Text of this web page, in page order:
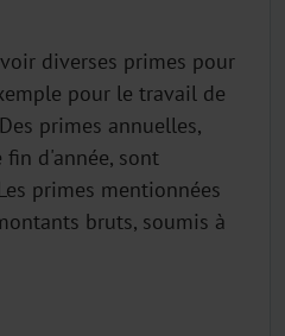
diverses primes pour
pour le travail de
primes annuelles,
d'année, sont
primes mentionnées
bruts, soumis à